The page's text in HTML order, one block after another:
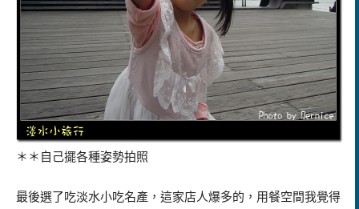
＊＊自己擺各種姿勢拍照
最後選了吃淡水小吃名產，這家店人爆多的，用餐空間我覺得